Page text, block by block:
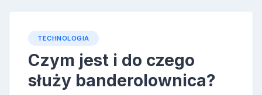
TECHNOLOGIA
Czym jest i do czego
służy banderolownica?